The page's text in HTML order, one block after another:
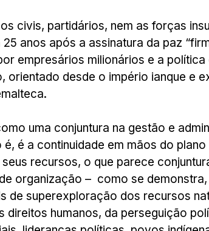
civis, partidários, nem as forças
25 anos após a assinatura da paz
empresários milionários e a
orientado desde o império ianque e
uma conjuntura na gestão e
é, é a continuidade em mãos do
recursos, o que parece
organização –  como se
de superexploração dos recursos
direitos humanos, da perseguição